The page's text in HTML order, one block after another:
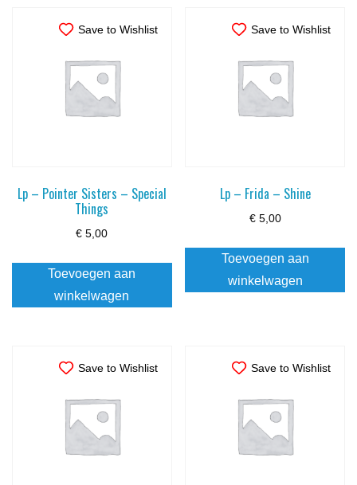
Save to Wishlist
Lp – Pointer Sisters – Special
Things
€ 5,00
Toevoegen aan
winkelwagen
Save to Wishlist
Lp – Frida – Shine
€5,00
Toevoegen aan
winkelwagen
Save to Wishlist Save to Wishlist